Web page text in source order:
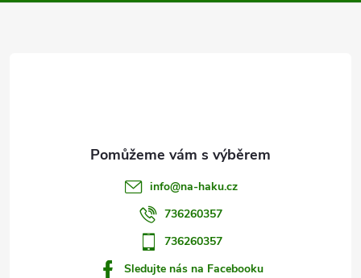
info@na-haku.cz
736260357
736260357
Sledujte nás na Facebooku